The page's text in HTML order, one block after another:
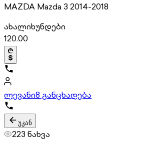
MAZDA Mazda 3 2014-2018
ახალიხუნდები
120.00
ლევანი8 განცხადება
უკან
223 ნახვა